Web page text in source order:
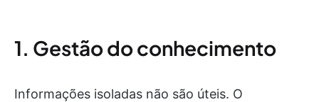
1. Gestão do conhecimento
Informações isoladas não são úteis. O